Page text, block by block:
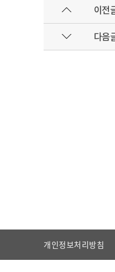
이전
다음
개인정보처리방침